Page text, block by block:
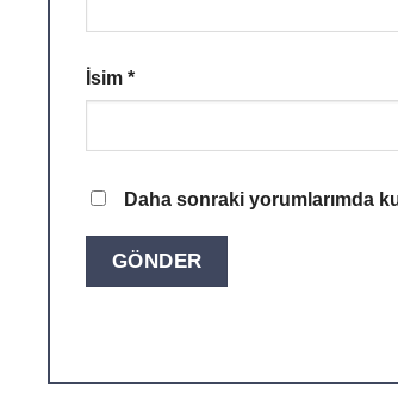
İsim *
Daha sonraki yorumlarımda